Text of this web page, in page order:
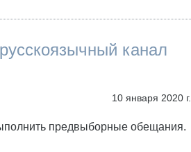
канал
10 января 2020 г.
предвыборные обещания.